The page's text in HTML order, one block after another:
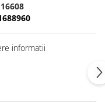
informatii